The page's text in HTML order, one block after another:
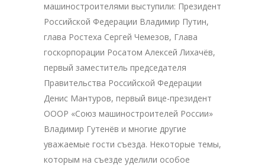
машиностроителями выступили: Президент
Российской Федерации Владимир Путин,
глава Ростеха Сергей Чемезов, Глава
госкорпорации Росатом Алексей Лихачëв,
первый заместитель председателя
Правительства Российской Федерации
Денис Мантуров, первый вице-президент
ОООР «Союз машиностроителей России»
Владимир Гутенёв и многие другие
уважаемые гости съезда. Некоторые темы,
которым на съезде уделили особое